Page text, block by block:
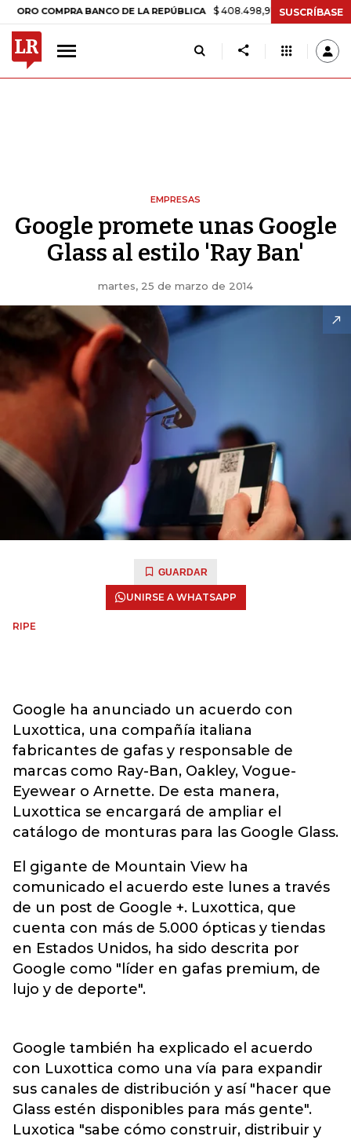
BANCO DE LA REPÚBLICA $ 408.498,97 +$ 8.753,81 +2,19%
SUSCRÍBASE
EMPRESAS
Google promete unas Google
Glass al estilo 'Ray Ban'
martes, 25 de marzo de 2014
GUARDAR
UNIRSE A WHATSAPP
RIPE
Google ha anunciado un acuerdo con
Luxottica, una compañía italiana
fabricantes de gafas y responsable de
marcas como Ray-Ban, Oakley, Vogue-
Eyewear o Arnette. De esta manera,
Luxottica se encargará de ampliar el
catálogo de monturas para las Google Glass.
El gigante de Mountain View ha
comunicado el acuerdo este lunes a través
de un post de Google +. Luxottica, que
cuenta con más de 5.000 ópticas y tiendas
en Estados Unidos, ha sido descrita por
Google como "líder en gafas premium, de
lujo y de deporte".
Google también ha explicado el acuerdo
con Luxottica como una vía para expandir
sus canales de distribución y así "hacer que
Glass estén disponibles para más gente".
Luxotica "sabe cómo construir, distribuir y